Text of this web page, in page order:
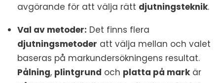
avgörande för att välja rätt djutningsteknik.
Val av metoder: Det finns flera
djutningsmetoder att välja mellan och valet
baseras på markundersökningens resultat.
Pålning, plintgrund och platta på markär